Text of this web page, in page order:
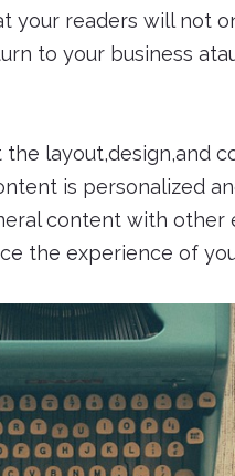
your readers will not
to your business
layout,design,and
is personalized
content with other
the experience of